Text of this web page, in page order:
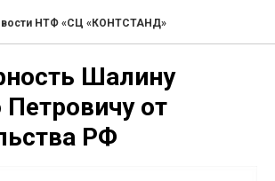
НТФ «СЦ «КОНТСТАНД»
Шалину
от
РФ